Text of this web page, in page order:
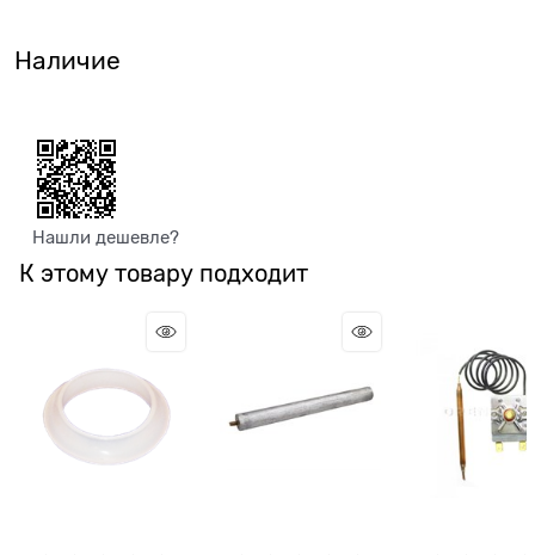
Наличие
Нашли дешевле?
К этому товару подходит